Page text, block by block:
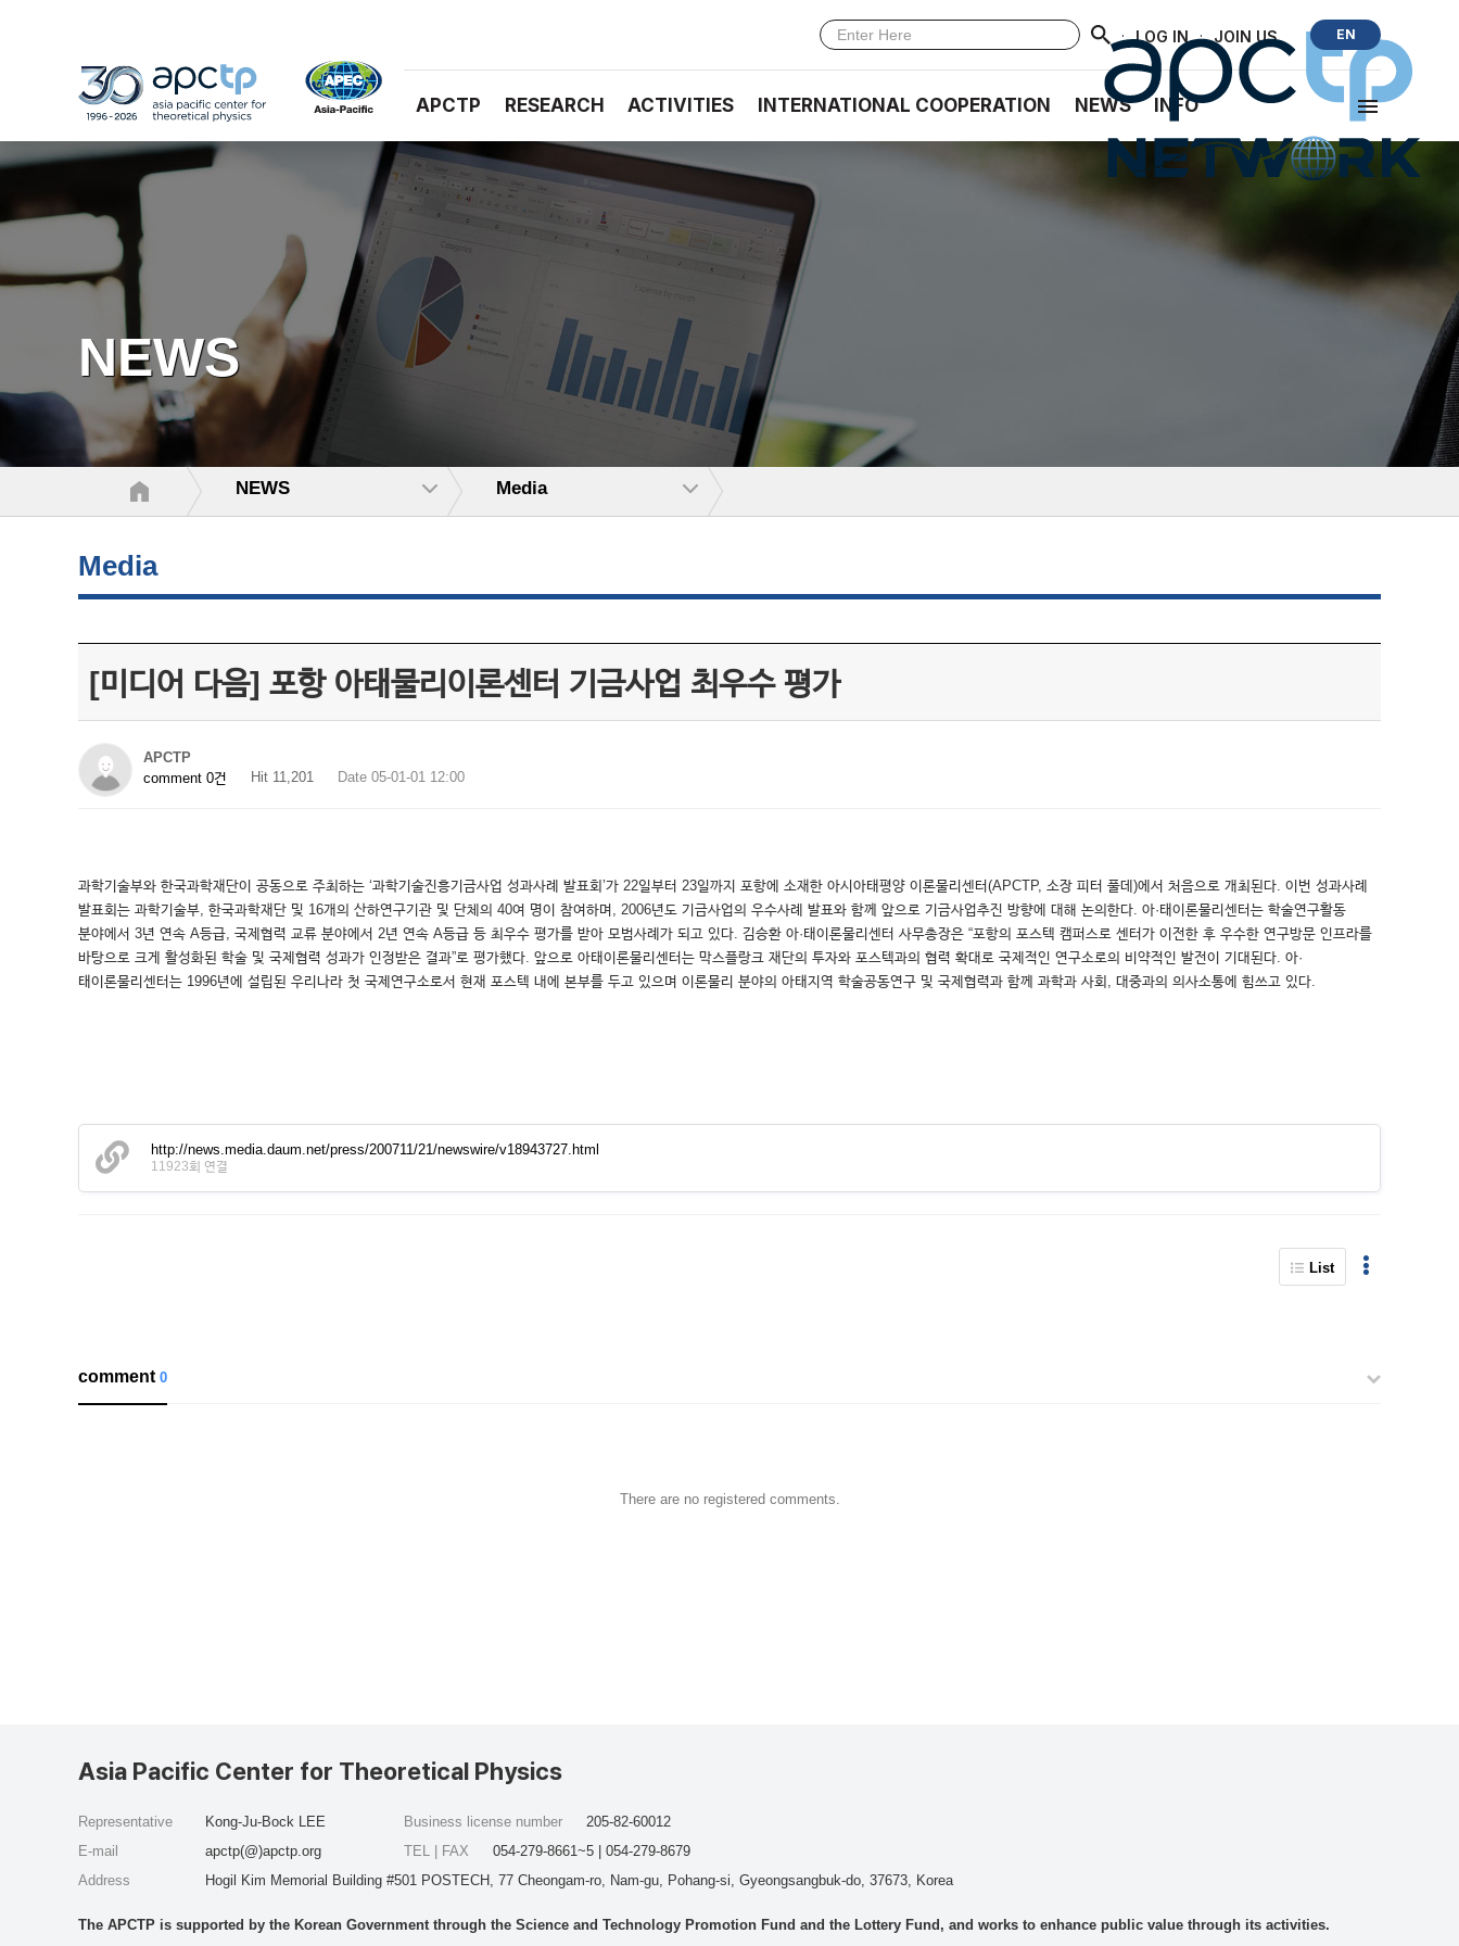
· LOG IN · JOIN US EN
APCTP RESEARCH ACTIVITIES INTERNATIONAL COOPERATION NEWS INFO
NEWS
NEWS Media
Media
[미디어 다음] 포항 아태물리이론센터 기금사업 최우수 평가
APCTP
comment 0건
Hit 11,201 Date 05-01-01 12:00
과학기술부와 한국과학재단이 공동으로 주최하는 ‘과학기술진흥기금사업 성과사례 발표회’가 22일부터 23일까지 포항에 소재한 아시아태평양 이론물리센터(APCTP, 소장 피터 풀데)에서 처음으로 개최된다. 이번 성과사례
발표회는 과학기술부, 한국과학재단 및 16개의 산하연구기관 및 단체의 40여 명이 참여하며, 2006년도 기금사업의 우수사례 발표와 함께 앞으로 기금사업추진 방향에 대해 논의한다. 아·태이론물리센터는 학술연구활동
분야에서 3년 연속 A등급, 국제협력 교류 분야에서 2년 연속 A등급 등 최우수 평가를 받아 모범사례가 되고 있다. 김승환 아·태이론물리센터 사무총장은 “포항의 포스텍 캠퍼스로 센터가 이전한 후 우수한 연구방문 인프라를
바탕으로 크게 활성화된 학술 및 국제협력 성과가 인정받은 결과”로 평가했다. 앞으로 아태이론물리센터는 막스플랑크 재단의 투자와 포스텍과의 협력 확대로 국제적인 연구소로의 비약적인 발전이 기대된다. 아·
태이론물리센터는 1996년에 설립된 우리나라 첫 국제연구소로서 현재 포스텍 내에 본부를 두고 있으며 이론물리 분야의 아태지역 학술공동연구 및 국제협력과 함께 과학과 사회, 대중과의 의사소통에 힘쓰고 있다.
http://news.media.daum.net/press/200711/21/newswire/v18943727.html
11923회 연결
List
comment0
There are no registered comments.
Asia Pacific Center for Theoretical Physics
Representative
Kong-Ju-Bock LEE
E-mail
apctp(@)apctp.org
Address
Hogil Kim Memorial Building #501 POSTECH, 77 Cheongam-ro, Nam-gu, Pohang-si, Gyeongsangbuk-do, 37673, Korea
Business license number
205-82-60012
TEL | FAX
054-279-8661~5 | 054-279-8679
The APCTP is supported by the Korean Government through the Science and Technology Promotion Fund and the Lottery Fund, and works to enhance public value through its activities.